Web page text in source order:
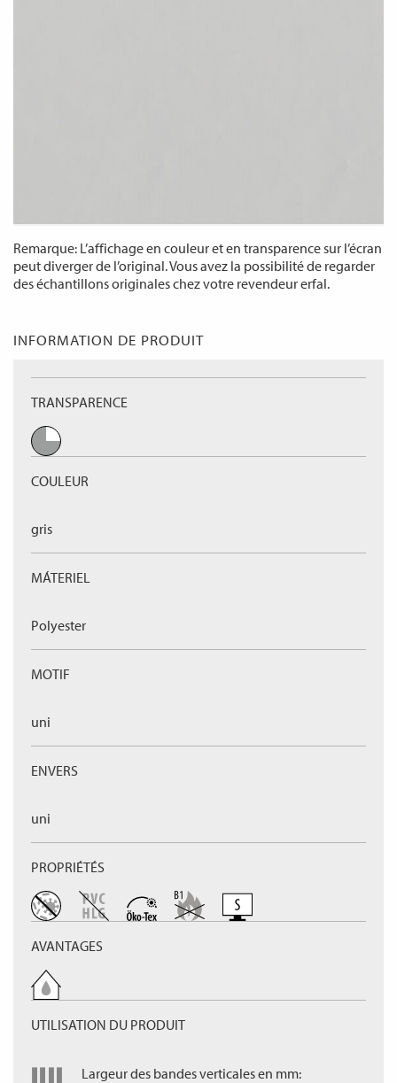
Remarque: L’affichage en couleur et en transparence sur l’écran
peut diverger de l’original. Vous avez la possibilité de regarder
des échantillons originales chez votre revendeur erfal.
INFORMATION DE PRODUIT
TRANSPARENCE
COULEUR
gris
MÁTERIEL
Polyester
MOTIF
uni
ENVERS
uni
PROPRIÉTÉS
AVANTAGES
UTILISATION DU PRODUIT
Largeur des bandes verticales en mm: